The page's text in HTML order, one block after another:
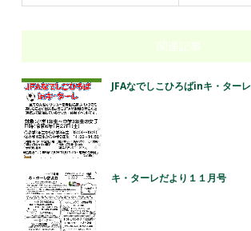
関連記事
JFAなでしこひろばinキ・ターレ
キ・ターレだより１１月号